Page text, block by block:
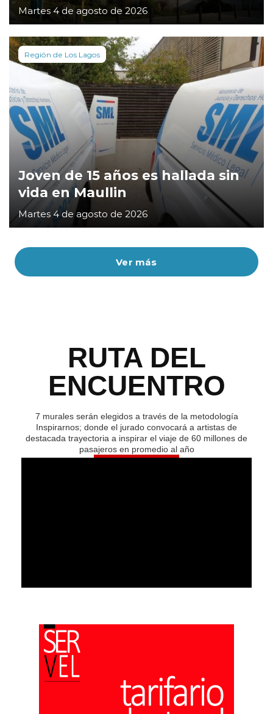
Ver más
Martes 4 de agosto de 2026
Región de Los Lagos
Joven de 15 años es hallada sin
vida en Maullin
Martes 4 de agosto de 2026
RUTA DEL
ENCUENTRO
7 murales serán elegidos a través de la metodología
Inspirarnos; donde el jurado convocará a artistas de
destacada trayectoria a inspirar el viaje de 60 millones de
pasajeros en promedio al año